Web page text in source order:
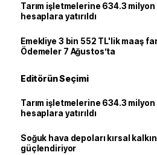
Tarım işletmelerine 634.3
hesaplara yatırıldı
Emekliye 3 bin 552 TL'lik maaş
Ödemeler 7 Ağustos’ta
Editörün Seçimi
Tarım işletmelerine 634.3
hesaplara yatırıldı
Soğuk hava depoları kırsal
güçlendiriyor